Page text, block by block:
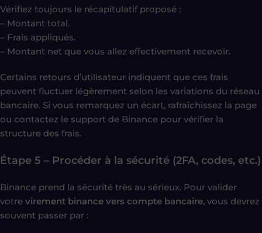
Vérifiez toujours le récapitulatif proposé :
– Montant total.
– Frais appliqués.
– Montant net que vous allez effectivement recevoir.
Certains retours d’utilisateur indiquent que ces frais
peuvent fluctuer légèrement selon les variations du réseau
bancaire. Si vous remarquez un écart, rafraîchissez la page
ou contactez le support de Binance pour vérifier la
structure des frais.
Étape 5 – Procéder à la sécurité (2FA, codes, etc.)
Binance prend la sécurité très au sérieux. Pour valider
votre virement binance vers compte bancaire, vous devrez
souvent passer par :